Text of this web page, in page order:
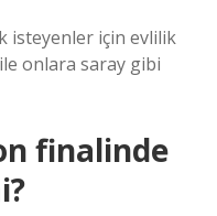
isteyenler için evlilik
onlara saray gibi
finalinde